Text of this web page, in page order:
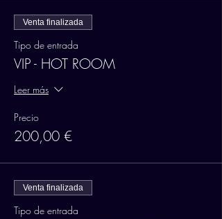
Venta finalizada
Tipo de entrada
VIP - HOT ROOM
Leer más
Precio
200,00 €
Venta finalizada
Tipo de entrada